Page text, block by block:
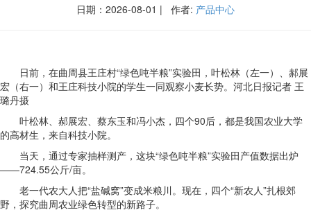
日期：2026-08-01 | 作者: 产品中心
日前，在曲周县王庄村“绿色吨半粮”实验田，叶松林（左一）、郝展
宏（右一）和王庄科技小院的学生一同观察小麦长势。河北日报记者 王
璐丹摄
叶松林、郝展宏、蔡东玉和冯小杰，四个90后，都是我国农业大学
的高材生，来自科技小院。
当天，通过专家抽样测产，这块“绿色吨半粮”实验田产值数据出炉
——724.55公斤/亩。
老一代农大人把“盐碱窝”变成米粮川。现在，四个“新农人”扎根郊
野，探究曲周农业绿色转型的新路子。